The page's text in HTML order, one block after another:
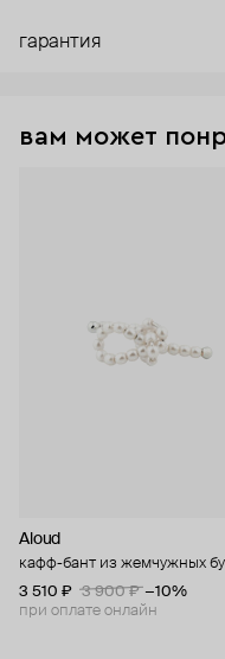
гарантия
вам может
Aloud
кафф-бант из жемчужных
3 510 ₽
3 900 ₽ −10%
при оплате онлайн